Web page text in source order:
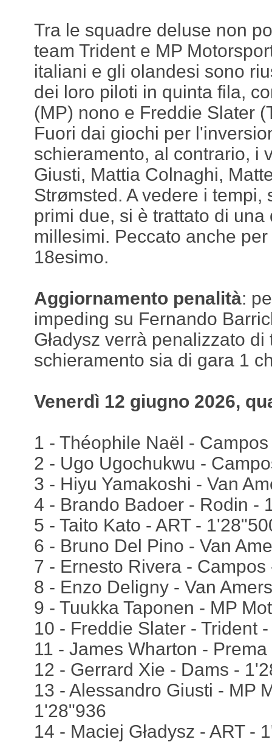
Tra le squadre deluse non
team Trident e MP
italiani e gli olandesi sono
dei loro piloti in quinta fila,
(MP) nono e Freddie Slater
Fuori dai giochi per
schieramento, al contrario, i
Giusti, Mattia Colnaghi,
Strømsted. A vedere i tempi,
primi due, si è trattato di una
millesimi. Peccato anche
18esimo.
Aggiornamento penalità:
impeding su Fernando
Gładysz verrà penalizzato
schieramento sia di gara 1
Venerdì 12 giugno 2026,
1 - Théophile Naël -
2 - Ugo Ugochukwu -
3 - Hiyu Yamakoshi - Van
4 - Brando Badoer - Rodin -
5 - Taito Kato - ART -
6 - Bruno Del Pino - Van
7 - Ernesto Rivera -
8 - Enzo Deligny - Van
9 - Tuukka Taponen - MP
10 - Freddie Slater - Trident
11 - James Wharton -
12 - Gerrard Xie - Dams -
13 - Alessandro Giusti - MP
1'28"936
14 - Maciej Gładysz - ART -